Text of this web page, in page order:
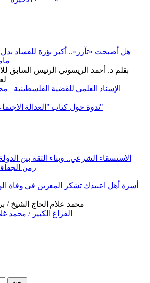
هل أصبحت «تآزر».. أكبر بؤرة للفساد بدل
الإسناد العلمي للقضية الفلسطينية_
ندوة حول كتاب "العدالة الاجتماعية في الإسلام"
الاستسقاء الشرعي.. وبناء الثقة بين
زمن
أسرة أهل اعبيدك تشكر المعزين في وفاة
الفراغ الكبير / محمد